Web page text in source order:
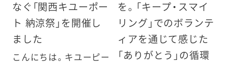
なぐ「関西キユーポー
ト 納涼祭」を開催し
ました
こんにちは。キユーピー
を。「キープ・スマイ
リング」でのボランテ
ィアを通じて感じた
「ありがとう」の循環